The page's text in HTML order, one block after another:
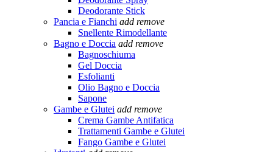
Deodorante Stick
Pancia e Fianchi add remove
Snellente Rimodellante
Bagno e Doccia add remove
Bagnoschiuma
Gel Doccia
Esfolianti
Olio Bagno e Doccia
Sapone
Gambe e Glutei add remove
Crema Gambe Antifatica
Trattamenti Gambe e Glutei
Fango Gambe e Glutei